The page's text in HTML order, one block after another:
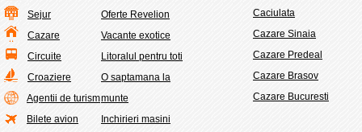
Sejur
Cazare
Circuite
Croaziere
Agentii de turism
Bilete avion
Oferte Revelion
Vacante exotice
Litoralul pentru toti
O saptamana la
munte
Inchirieri masini
Caciulata
Cazare Sinaia
Cazare Predeal
Cazare Brasov
Cazare Bucuresti